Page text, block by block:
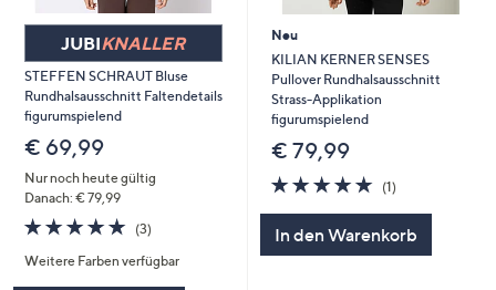
JUBIKNALLER
STEFFEN SCHRAUT Bluse
Rundhalsausschnitt Faltendetails
figurumspielend
€ 69,99
Nur noch heute gültig
Danach: € 79,99
5.0
von
5
(3)3
Weitere Farben verfügbar
Neu
KILIAN KERNER SENSES
Pullover Rundhalsausschnitt
Strass-Applikation
figurumspielend
€ 79,99
5.0
von
(1)1
In den Warenkorb